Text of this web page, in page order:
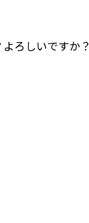
ろしいですか？